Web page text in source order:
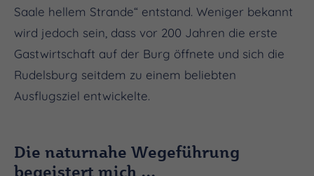
Saale hellem Strande“ entstand. Weniger bekannt
wird jedoch sein, dass vor 200 Jahren die erste
Gastwirtschaft auf der Burg öffnete und sich die
Rudelsburg seitdem zu einem beliebten
Ausflugsziel entwickelte.
Die naturnahe Wegeführung
begeistert mich ...